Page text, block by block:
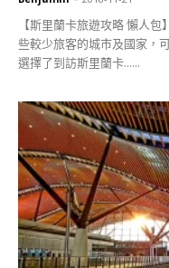
【斯里蘭卡旅遊攻略 懶人
些較少旅客的城市及國家，
選擇了到訪斯里蘭卡......